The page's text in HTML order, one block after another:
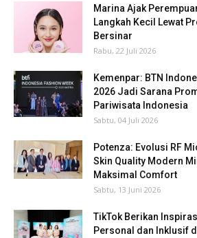
Marina Ajak
Langkah Kecil Lewat
Bersinar
Rabu, 22 Juli 2026
Kemenpar: BTN
2026 Jadi Sarana
Pariwisata Indonesia
Sabtu, 04 Juli 2026
Potenza: Evolusi RF
Skin Quality Modern
Maksimal Comfort
Sabtu, 13 Juni 2026
TikTok Berikan
Personal dan Inklusif